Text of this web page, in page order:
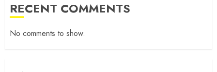
RECENT COMMENTS
No comments to show.